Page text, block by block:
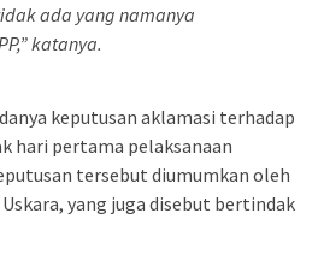
ada yang namanya
katanya.
keputusan aklamasi terhadap
hari pertama pelaksanaan
tersebut diumumkan oleh
yang juga disebut bertindak